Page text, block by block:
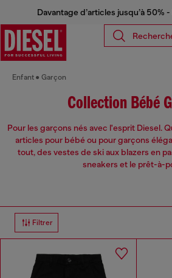
Davantage d’articles jusqu’à 50%
Enfant Garçon
Collection Bébé
Pour les garçons nés avec l'esprit Diesel.
articles pour bébé ou pour garçons
tout, des vestes de ski aux blazers en
sneakers et le prêt-à-
Filtrer